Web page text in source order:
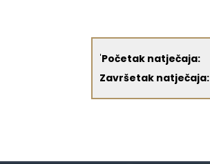
'Početak natječaja:
Završetak natječaja: